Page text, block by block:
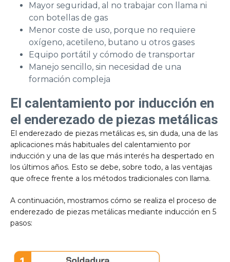
Mayor seguridad, al no trabajar con llama ni
con botellas de gas
Menor coste de uso, porque no requiere
oxígeno, acetileno, butano u otros gases
Equipo portátil y cómodo de transportar
Manejo sencillo, sin necesidad de una
formación compleja
El calentamiento por inducción en
el enderezado de piezas metálicas
El enderezado de piezas metálicas es, sin duda, una de las
aplicaciones más habituales del calentamiento por
inducción y una de las que más interés ha despertado en
los últimos años. Esto se debe, sobre todo, a las ventajas
que ofrece frente a los métodos tradicionales con llama.
A continuación, mostramos cómo se realiza el proceso de
enderezado de piezas metálicas mediante inducción en 5
pasos: